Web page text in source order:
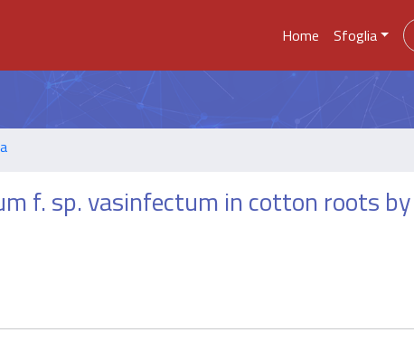
Home Sfoglia
f. sp. vasinfectum in cotton roots by